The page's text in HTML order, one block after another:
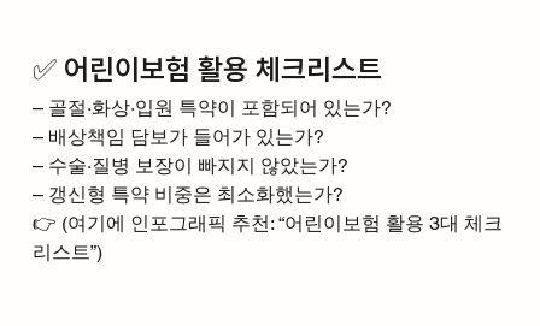
✅ 어린이보험 활용 체크리스트
– 골절·화상·입원 특약이 포함되어 있는가?
– 배상책임 담보가 들어가 있는가?
– 수술·질병 보장이 빠지지 않았는가?
– 갱신형 특약 비중은 최소화했는가?
👉 (여기에 인포그래픽 추천: “어린이보험 활용 3대 체크
리스트”)